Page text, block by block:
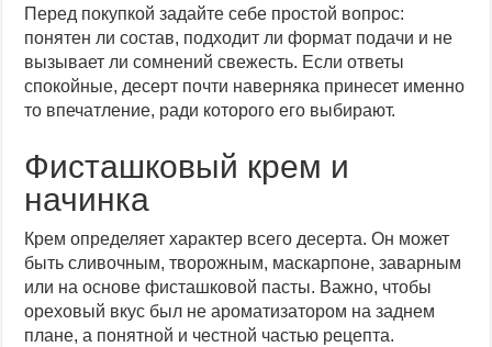
Перед покупкой задайте себе простой вопрос:
понятен ли состав, подходит ли формат подачи и не
вызывает ли сомнений свежесть. Если ответы
спокойные, десерт почти наверняка принесет именно
то впечатление, ради которого его выбирают.
Фисташковый крем и
начинка
Крем определяет характер всего десерта. Он может
быть сливочным, творожным, маскарпоне, заварным
или на основе фисташковой пасты. Важно, чтобы
ореховый вкус был не ароматизатором на заднем
плане, а понятной и честной частью рецепта.